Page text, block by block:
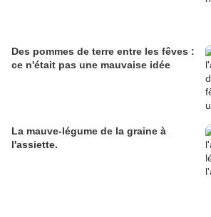
Des pommes de terre entre les fêves :
ce n'était pas une mauvaise idée
La mauve-légume de la graine à
l'assiette.